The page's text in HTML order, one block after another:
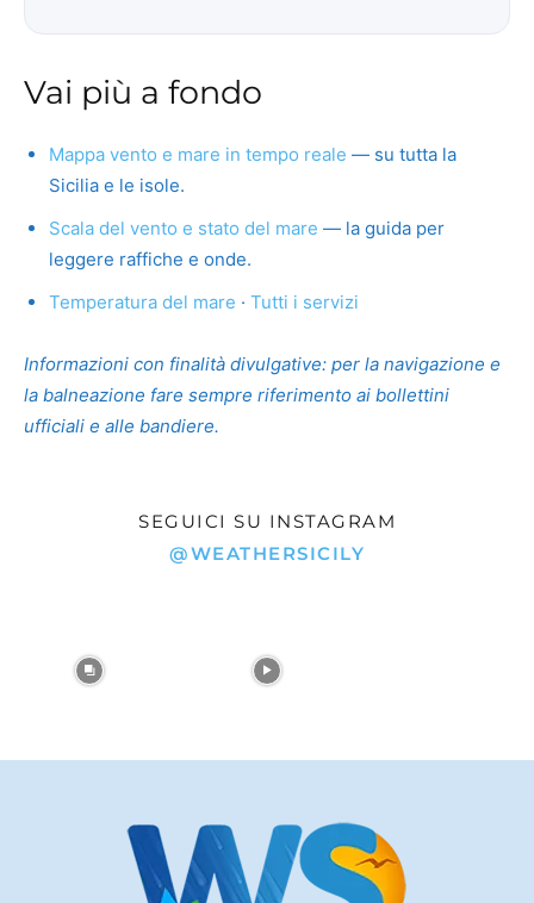
Vai più a fondo
Mappa vento e mare in tempo reale — su tutta la
Sicilia e le isole.
Scala del vento e stato del mare — la guida per
leggere raffiche e onde.
Temperatura del mare · Tutti i servizi
Informazioni con finalità divulgative: per la navigazione e
la balneazione fare sempre riferimento ai bollettini
ufficiali e alle bandiere.
SEGUICI SU INSTAGRAM
@WEATHERSICILY